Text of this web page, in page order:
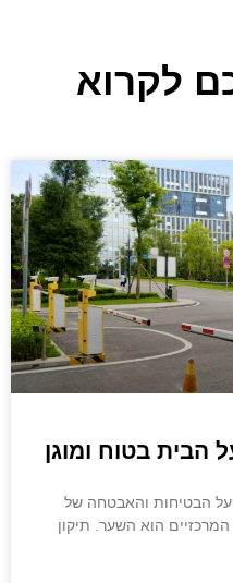
לקרוא
הבית בטוח ומוגן
על הבטיחות והאבטחה של
הוא השער. תיקון